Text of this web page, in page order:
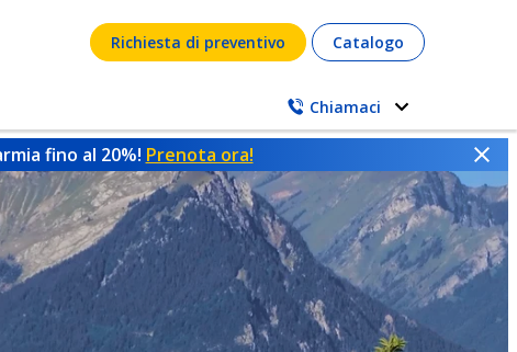
Richiesta di preventivo Catalogo
Chiamaci
fino al 20%! Prenota ora!